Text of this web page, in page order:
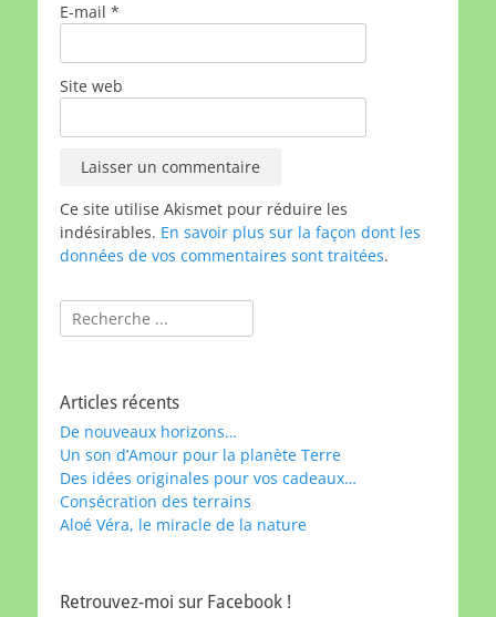
E-mail *
Site web
Ce site utilise Akismet pour réduire les
indésirables. En savoir plus sur la façon dont les
données de vos commentaires sont traitées.
Rechercher :
Articles récents
De nouveaux horizons…
Un son d’Amour pour la planète Terre
Des idées originales pour vos cadeaux…
Consécration des terrains
Aloé Véra, le miracle de la nature
Retrouvez-moi sur Facebook !